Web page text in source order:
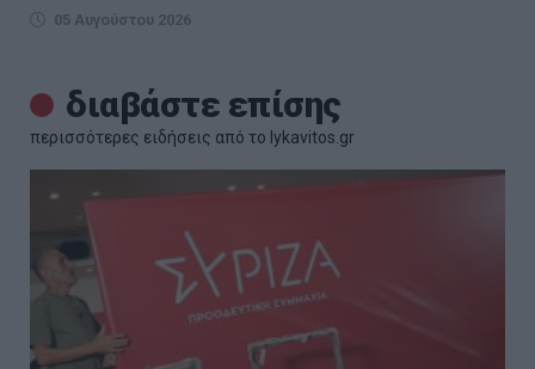
05 Αυγούστου 2026
διαβάστε επίσης
περισσότερες ειδήσεις από το lykavitos.gr